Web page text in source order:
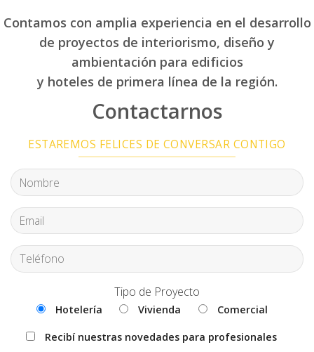
Contamos con amplia experiencia en el desarrollo
de proyectos de interiorismo, diseño y
ambientación para edificios
y hoteles de primera línea de la región.
Contactarnos
ESTAREMOS FELICES DE CONVERSAR CONTIGO
Tipo de Proyecto
Hotelería Vivienda Comercial
Recibí nuestras novedades para profesionales